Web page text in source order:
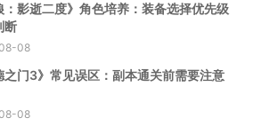
：影逝二度》角色培养：装备选择优先级
断
08
之门3》常见误区：副本通关前需要注意
08